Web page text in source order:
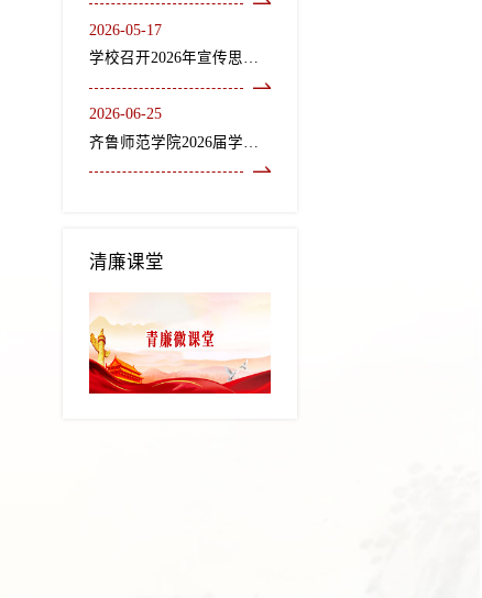
2026-05-17
学校召开2026年宣传思想文化工作会议
2026-06-25
清廉课堂